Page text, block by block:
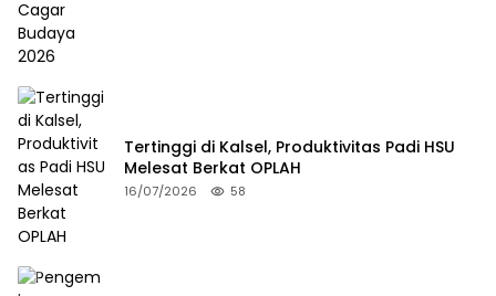
Tertinggi di Kalsel, Produktivitas Padi HSU
Melesat Berkat OPLAH
16/07/2026 58